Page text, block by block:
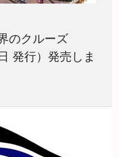
のクルーズ
発行）発売しま